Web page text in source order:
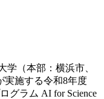
学（本部：横浜市、
実施する令和8年度
グラム AI for Science